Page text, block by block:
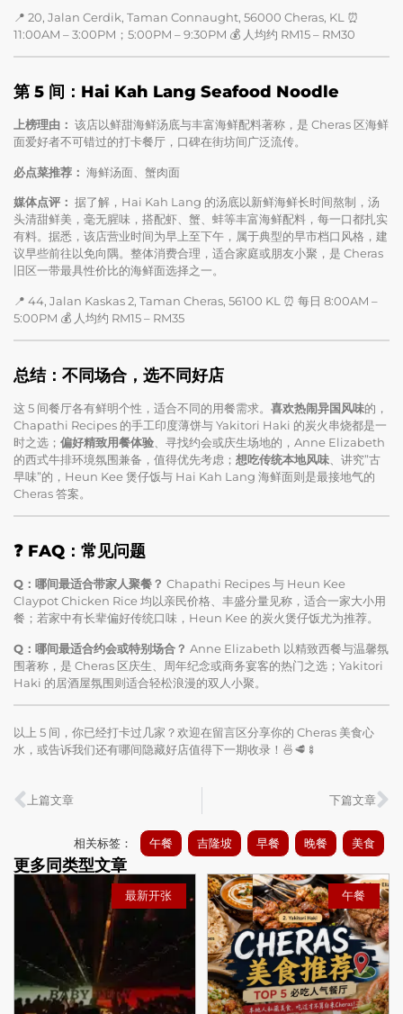
📍 20, Jalan Cerdik, Taman Connaught, 56000 Cheras, KL ⏰
11:00AM – 3:00PM；5:00PM – 9:30PM 💰 人均约 RM15 – RM30
第 5 间：Hai Kah Lang Seafood Noodle
上榜理由： 该店以鲜甜海鲜汤底与丰富海鲜配料著称，是 Cheras 区海鲜
面爱好者不可错过的打卡餐厅，口碑在街坊间广泛流传。
必点菜推荐： 海鲜汤面、蟹肉面
媒体点评： 据了解，Hai Kah Lang 的汤底以新鲜海鲜长时间熬制，汤
头清甜鲜美，毫无腥味，搭配虾、蟹、蚌等丰富海鲜配料，每一口都扎实
有料。据悉，该店营业时间为早上至下午，属于典型的早市档口风格，建
议早些前往以免向隅。整体消费合理，适合家庭或朋友小聚，是 Cheras
旧区一带最具性价比的海鲜面选择之一。
📍 44, Jalan Kaskas 2, Taman Cheras, 56100 KL ⏰ 每日 8:00AM –
5:00PM 💰 人均约 RM15 – RM35
总结：不同场合，选不同好店
这 5 间餐厅各有鲜明个性，适合不同的用餐需求。 喜欢热闹异国风味的，
Chapathi Recipes 的手工印度薄饼与 Yakitori Haki 的炭火串烧都是一
时之选； 偏好精致用餐体验 、寻找约会或庆生场地的，Anne Elizabeth
的西式牛排环境氛围兼备，值得优先考虑； 想吃传统本地风味 、讲究”古
早味”的，Heun Kee 煲仔饭与 Hai Kah Lang 海鲜面则是最接地气的
Cheras 答案。
❓ FAQ：常见问题
Q：哪间最适合带家人聚餐？ Chapathi Recipes 与 Heun Kee
Claypot Chicken Rice 均以亲民价格、丰盛分量见称，适合一家大小用
餐；若家中有长辈偏好传统口味，Heun Kee 的炭火煲仔饭尤为推荐。
Q：哪间最适合约会或特别场合？ Anne Elizabeth 以精致西餐与温馨氛
围著称，是 Cheras 区庆生、周年纪念或商务宴客的热门之选；Yakitori
Haki 的居酒屋氛围则适合轻松浪漫的双人小聚。
以上 5 间，你已经打卡过几家？欢迎在留言区分享你的 Cheras 美食心
水，或告诉我们还有哪间隐藏好店值得下一期收录！🍜🥩🍢
上篇文章 下篇文章
最新开张 午餐
相关标签： 午餐 吉隆坡 早餐 晚餐 美食
更多同类型文章